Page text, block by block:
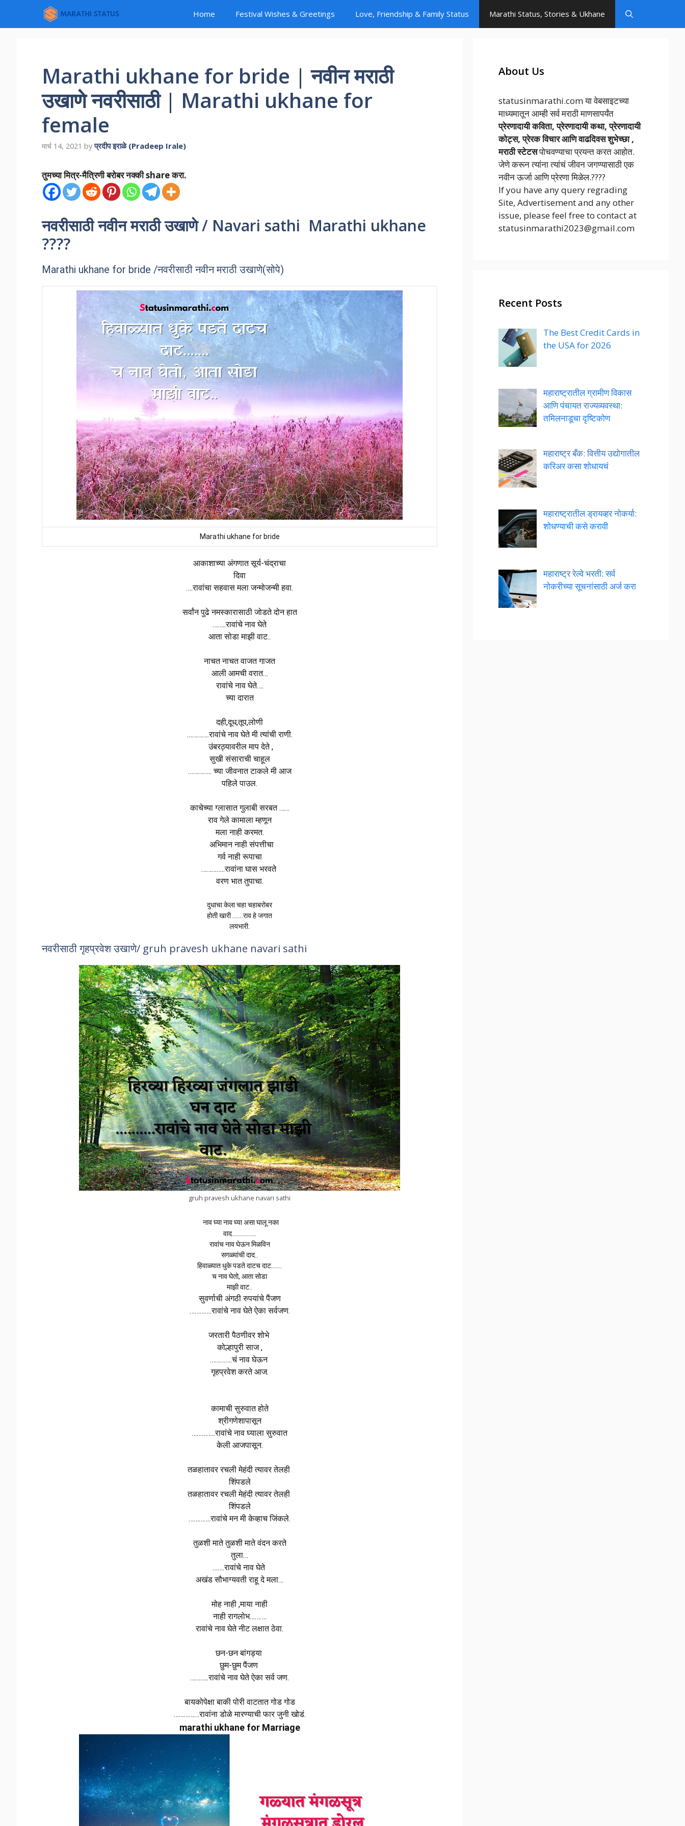
content
Home Festival Wishes & Greetings Love, Friendship & Family Status Marathi Status, Stories & Ukhane
Marathi ukhane for bride | नवीन मराठी
उखाणे नवरीसाठी | Marathi ukhane for
female
मार्च 14, 2021 byप्रदीप इराळे (Pradeep Irale)
तुमच्या मित्र-मैत्रिणी बरोबर नक्की share करा.
नवरीसाठी नवीन मराठी उखाणे / Navari sathi Marathi ukhane
????
Marathi ukhane for bride /नवरीसाठी नवीन मराठी उखाणे(सोपे)
Marathi ukhane for bride
आकाशाच्या अंगणात सूर्य-चंद्राचा
दिवा
….रावांचा सहवास मला जन्मोजन्मी हवा.
सर्वांन पुढे नमस्कारासाठी जोडते दोन हात
……..रावांचे नाव घेते
आता सोडा माझी वाट..
नाचत नाचत वाजत गाजत
आली आमची वरात…
रावांचे नाव घेते….
च्या दारात
दही,दूध,तूप,लोणी
………….रावांचे नाव घेते मी त्यांची राणी.
उंबरठ्यावरील माप देते ,
सुखी संसाराची चाहूल
………….. च्या जीवनात टाकले मी आज
पहिले पाउल.
काचेच्या ग्लासात गुलाबी सरबत ……
राव गेले कामाला म्हणून
मला नाही करमत.
अभिमान नाही संपत्तीचा
गर्व नाही रूपाचा
…………..रावांना घास भरवते
वरण भात तुपाचा.
दुधाचा केला चहा चहाबरोबर
होती खारी …….राव हे जगात
लयभारी.
नवरीसाठी गृहप्रवेश उखाणे/ gruh pravesh ukhane navari sathi
gruh pravesh ukhane navari sathi
नाव घ्या नाव घ्या असा घालू नका
वाद…………….
रावांच नाव घेऊन मिळविन
सगळ्यांची दाद..
हिवाळ्यात धुके पडते दाटच दाट…….
च नाव घेतो, आता सोडा
माझी वाट..
सुवर्णाची अंगठी रुपयांचे पैंजण
………….रावांचे नाव घेते ऐका सर्वजण.
जरतारी पैठणीवर शोभे
कोल्हापुरी साज ,
………….चं नाव घेऊन
गृहप्रवेश करते आज.
कामाची सुरुवात होते
श्रीगणेशापासून
…………..रावांचे नाव घ्याला सुरुवात
केली आजपासून.
तळहातावर रचली मेहंदी त्यावर तेलही
शिंपडले
तळहातावर रचली मेहंदी त्यावर तेलही
शिंपडले
………….रावांचे मन मी केव्हाच जिंकले.
तुळशी माते तुळशी माते वंदन करते
तुला…
…….रावांचे नाव घेते
अखंड सौभाग्यवती राहू दे मला…
मोह नाही ,माया नाही
नाही रागलोभ……….
रावांचे नाव घेते नीट लक्षात ठेवा.
छन-छन बांगड्या
छुम-छुम पैंजण
………..रावांचे नाव घेते ऐका सर्व जण.
बायकोपेक्षा बाकी पोरी वाटतात गोड गोड
……………रावांना डोळे मारण्याची फार जुनी खोडं.
marathi ukhane for Marriage
About Us
statusinmarathi.com या वेबसाइटच्या
माध्यमातून आम्ही सर्व मराठी माणसापर्यंत
प्रेरणादायी कविता, प्रेरणादायी कथा, प्रेरणादायी
कोट्स, प्रेरक विचार आणि वाढदिवस शुभेच्छा ,
मराठी स्टेटसपोचवण्याचा प्रयन्त करत आहोत.
जेणे करून त्यांना त्यांचं जीवन जगण्यासाठी एक
नवीन ऊर्जा आणि प्रेरणा मिळेल.????
If you have any query regrading
Site, Advertisement and any other
issue, please feel free to contact at
statusinmarathi2023@gmail.com
Recent Posts
The Best Credit Cards in
the USA for 2026
महाराष्ट्रातील ग्रामीण विकास
आणि पंचायत राज्यव्यवस्था:
तमिलनाडूचा दृष्टिकोण
महाराष्ट्र बँक: वित्तीय उद्योगातील
करिअर कसा शोधायचं
महाराष्ट्रातील ड्रायव्हर नोकर्या:
शोधण्याची कसे करावी
महाराष्ट्र रेल्वे भरती: सर्व
नोकरीच्या सूचनांसाठी अर्ज करा